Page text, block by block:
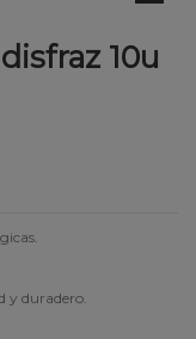
10u
y duradero.